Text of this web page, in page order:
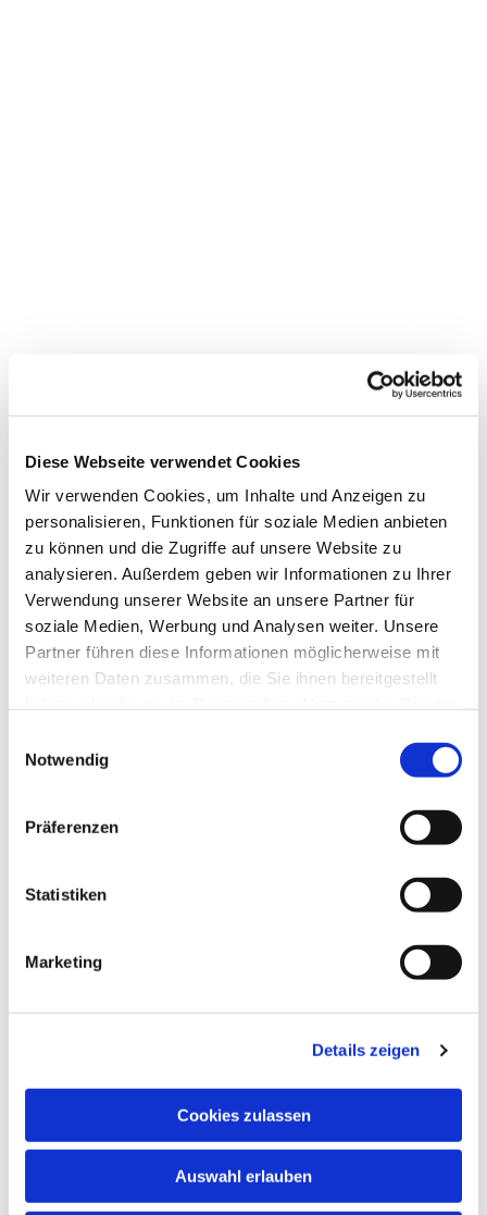
Diese Webseite verwendet Cookies
Wir verwenden Cookies, um Inhalte und Anzeigen zu
personalisieren, Funktionen für soziale Medien anbieten
zu können und die Zugriffe auf unsere Website zu
analysieren. Außerdem geben wir Informationen zu Ihrer
Verwendung unserer Website an unsere Partner für
soziale Medien, Werbung und Analysen weiter. Unsere
Partner führen diese Informationen möglicherweise mit
weiteren Daten zusammen, die Sie ihnen bereitgestellt
Notwendig
Präferenzen
Statistiken
Marketing
Details zeigen
Cookies zulassen
Auswahl erlauben
Dies könnte Sie auch
interessieren